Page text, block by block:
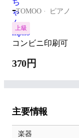
-TOMOO ピアノ
上級
コンビニ印刷可
370円
主要情報
楽器